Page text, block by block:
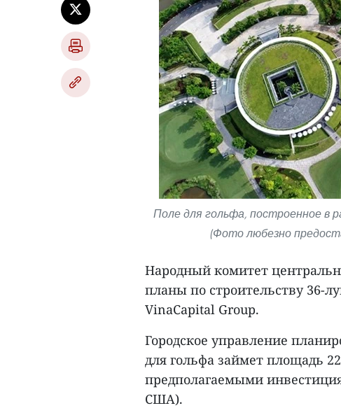
Поле для гольфа, построенное в
(Фото любезно
Народный комитет
планы по строительству 36-
VinaCapital Group.
Городское управление
для гольфа займет площадь
предполагаемыми
США).